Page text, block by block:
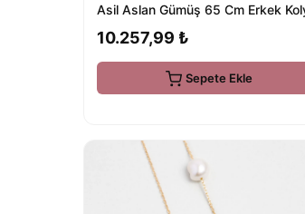
Asil Aslan Gümüş 65 Cm Erkek
10.257,99 ₺
Sepete Ekle